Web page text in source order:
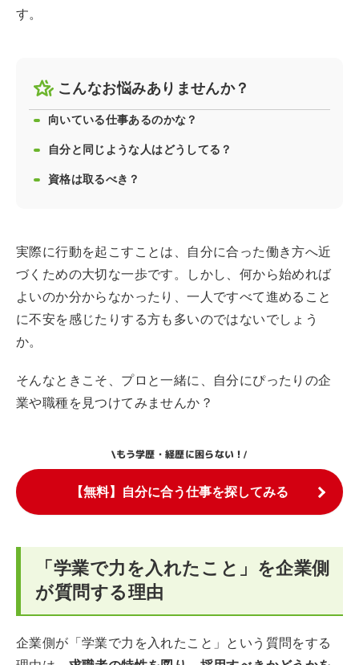
す。
こんなお悩みありませんか？
向いている仕事あるのかな？
自分と同じような人はどうしてる？
資格は取るべき？
実際に行動を起こすことは、自分に合った働き方へ近
づくための大切な一歩です。しかし、何から始めれば
よいのか分からなかったり、一人ですべて進めること
に不安を感じたりする方も多いのではないでしょう
か。
そんなときこそ、プロと一緒に、自分にぴったりの企
業や職種を見つけてみませんか？
\もう学歴・経歴に困らない！/
【無料】自分に合う仕事を探してみる
「学業で力を入れたこと」を企業側
が質問する理由
企業側が「学業で力を入れたこと」という質問をする